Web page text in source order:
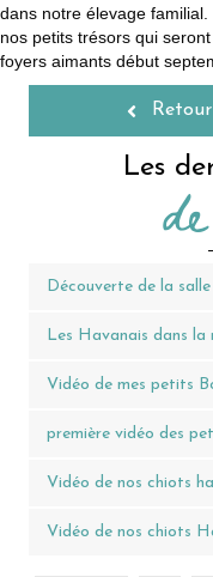
dans notre élevage
nos petits trésors qui
foyers aimants début
Les
Découverte de la
Les Havanais dans la
Vidéo de mes petits
première vidéo des
Vidéo de nos chiots
Vidéo de nos chiots